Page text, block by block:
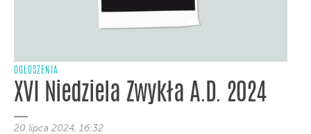
OGŁOSZENIA
XVI Niedziela Zwykła A.D. 2024
20 lipca 2024, 16:32